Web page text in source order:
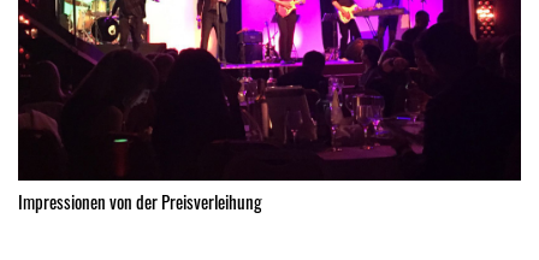
Impressionen von der Preisverleihung